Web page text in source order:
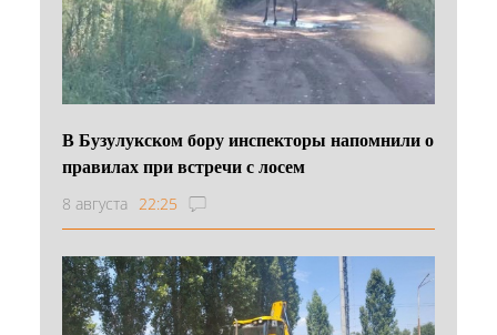
В Бузулукском бору инспекторы напомнили о
правилах при встречи с лосем
8 августа 22:25